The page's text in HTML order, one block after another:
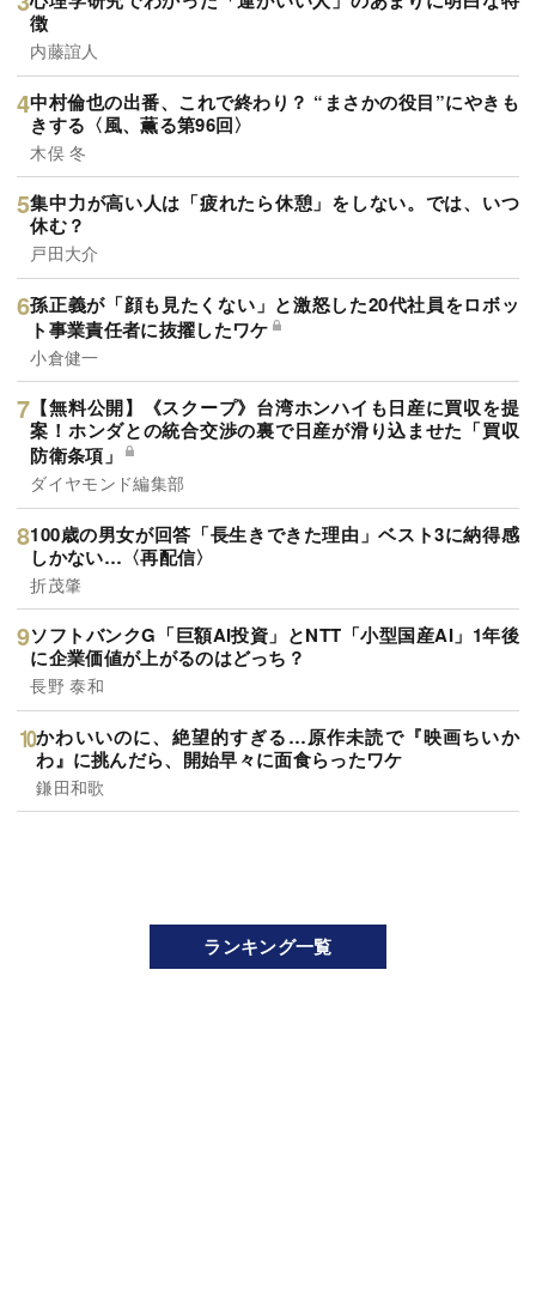
徴
内藤誼人
中村倫也の出番、これで終わり？ “まさかの役目”にやきも
きする〈風、薫る第96回〉
木俣 冬
集中力が高い人は「疲れたら休憩」をしない。では、いつ
休む？
戸田大介
孫正義が「顔も見たくない」と激怒した20代社員をロボッ
ト事業責任者に抜擢したワケ
小倉健一
【無料公開】《スクープ》台湾ホンハイも日産に買収を提
案！ホンダとの統合交渉の裏で日産が滑り込ませた「買収
防衛条項」
ダイヤモンド編集部
100歳の男女が回答「長生きできた理由」ベスト3に納得感
しかない…〈再配信〉
折茂肇
ソフトバンクG「巨額AI投資」とNTT「小型国産AI」1年後
に企業価値が上がるのはどっち？
長野 泰和
かわいいのに、絶望的すぎる…原作未読で『映画ちいか
わ』に挑んだら、開始早々に面食らったワケ
鎌田和歌
ランキング一覧